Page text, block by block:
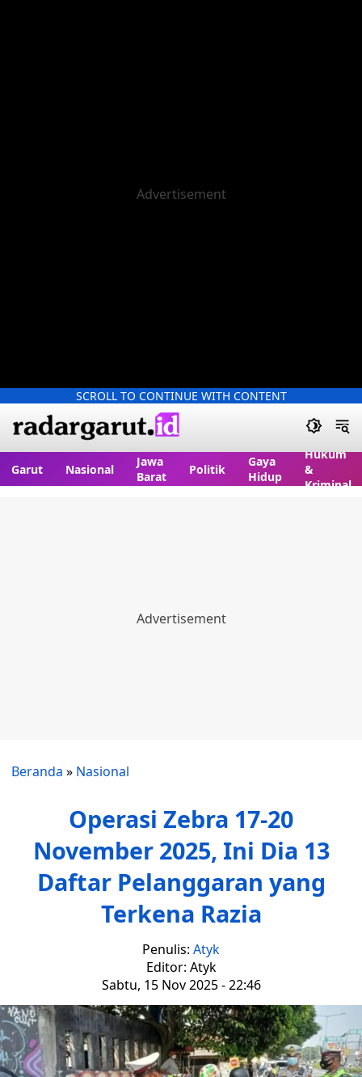
SCROLL TO CONTINUE WITH CONTENT
Garut Nasional
Jawa
Barat
Politik
Gaya
Hidup
Hukum
&
Kriminal
Beranda » Nasional
Operasi Zebra 17-20
November 2025, Ini Dia 13
Daftar Pelanggaran yang
Terkena Razia
Penulis: Atyk
Editor: Atyk
Sabtu, 15 Nov 2025 - 22:46